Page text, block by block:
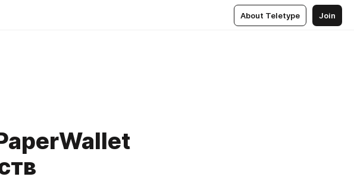
About Teletype Join